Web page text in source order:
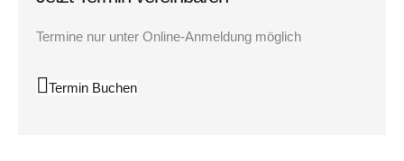
Termine nur unter Online-Anmeldung möglich
Termin Buchen